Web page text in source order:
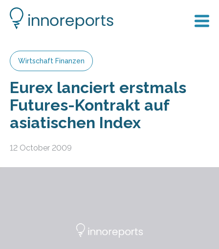
Wirtschaft Finanzen
Eurex lanciert erstmals
Futures-Kontrakt auf
asiatischen Index
12 October 2009